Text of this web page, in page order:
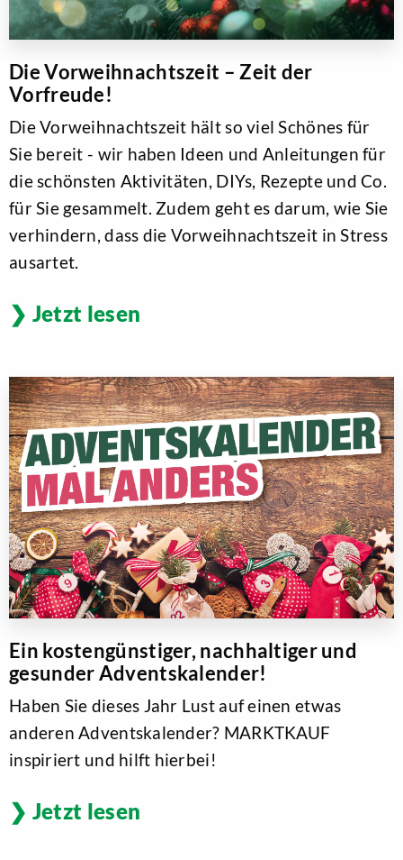
Die Vorweihnachtszeit – Zeit der
Vorfreude!
Die Vorweihnachtszeit hält so viel Schönes für
Sie bereit - wir haben Ideen und Anleitungen für
die schönsten Aktivitäten, DIYs, Rezepte und Co.
für Sie gesammelt. Zudem geht es darum, wie Sie
verhindern, dass die Vorweihnachtszeit in Stress
ausartet.
Jetzt lesen
Ein kostengünstiger, nachhaltiger und
gesunder Adventskalender!
Haben Sie dieses Jahr Lust auf einen etwas
anderen Adventskalender? MARKTKAUF
inspiriert und hilft hierbei!
Jetzt lesen